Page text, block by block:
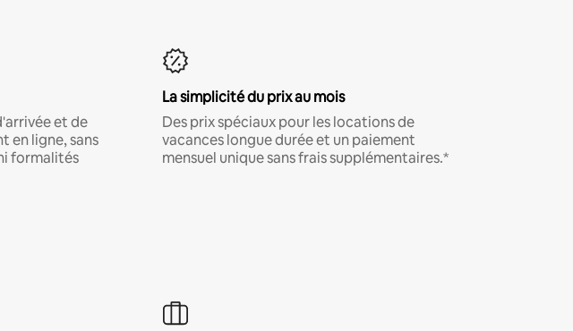
et de
en ligne, sans
formalités
La simplicité du prix au mois
Des prix spéciaux pour les locations de
vacances longue durée et un paiement
mensuel unique sans frais supplémentaires.*